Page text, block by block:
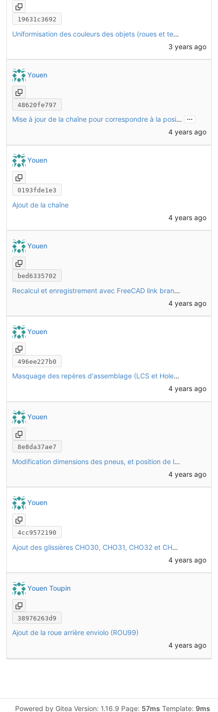
19631c3692
Uniformisation des couleurs des objets (roues et textiles)
3 years ago
Youen
48620fe797
Mise à jour de la chaîne pour correspondre à la position du tendeur
...
4 years ago
Youen
0193fde1e3
Ajout de la chaîne
4 years ago
Youen
bed6335702
Recalcul et enregistrement avec FreeCAD link branch (daily 20221128)
4 years ago
Youen
496ee227b0
Masquage des repères d'assemblage (LCS et HoleAxis) sur toutes les pièces
4 years ago
Youen
8e8da37ae7
Modification dimensions des pneus, et position de la jante sur les roues avant
4 years ago
Youen
4cc9572190
Ajout des glissières CHO30, CHO31, CHO32 et CHO33 à l'assemblage
4 years ago
Youen Toupin
38976263d9
Ajout de la roue arrière enviolo (ROU99)
4 years ago
Powered by Gitea Version: 1.16.9 Page: 57ms Template: 9ms